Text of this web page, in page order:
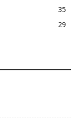
35
29